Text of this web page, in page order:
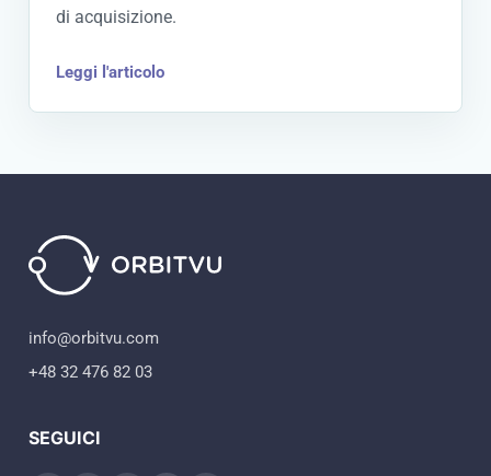
di acquisizione.
Leggi l'articolo
info@orbitvu.com
+48 32 476 82 03
SEGUICI